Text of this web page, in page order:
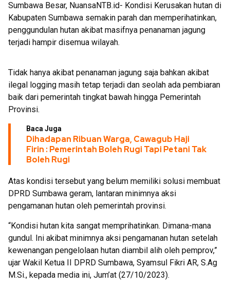
Sumbawa Besar, NuansaNTB.id- Kondisi Kerusakan hutan di
Kabupaten Sumbawa semakin parah dan memperihatinkan,
penggundulan hutan akibat masifnya penanaman jagung
terjadi hampir disemua wilayah.
Tidak hanya akibat penanaman jagung saja bahkan akibat
ilegal logging masih tetap terjadi dan seolah ada pembiaran
baik dari pemerintah tingkat bawah hingga Pemerintah
Provinsi.
Baca Juga
Dihadapan Ribuan Warga, Cawagub Haji
Firin : Pemerintah Boleh Rugi Tapi Petani Tak
Boleh Rugi
Atas kondisi tersebut yang belum memiliki solusi membuat
DPRD Sumbawa geram, lantaran minimnya aksi
pengamanan hutan oleh pemerintah provinsi.
“Kondisi hutan kita sangat memprihatinkan. Dimana-mana
gundul. Ini akibat minimnya aksi pengamanan hutan setelah
kewenangan pengelolaan hutan diambil alih oleh pemprov,”
ujar Wakil Ketua II DPRD Sumbawa, Syamsul Fikri AR, S.Ag
M.Si., kepada media ini, Jum’at (27/10/2023).